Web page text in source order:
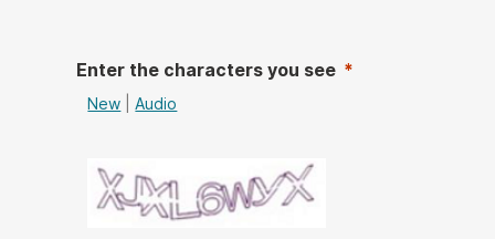
Enter the characters you see
New |Audio